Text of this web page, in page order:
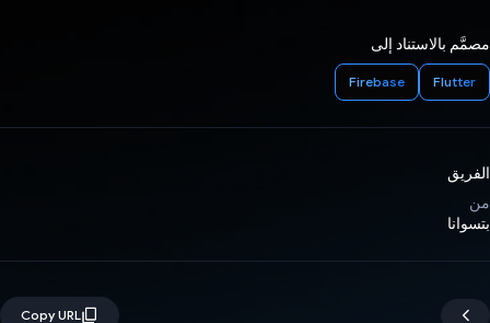
مصمَّم بالاستناد إلى
Flutter
Firebase
الفريق
من
بتسوانا